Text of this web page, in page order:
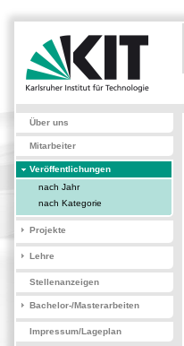
Über uns
Mitarbeiter
Veröffentlichungen
nach Jahr
nach Kategorie
Projekte
Lehre
Stellenanzeigen
Bachelor-/Masterarbeiten
Impressum/Lageplan